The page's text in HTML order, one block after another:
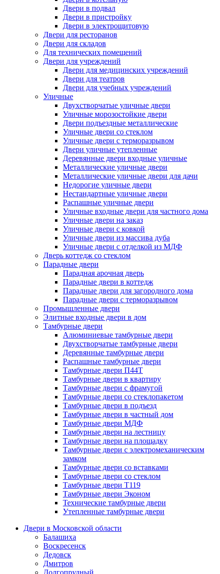
Двери в подвал
Двери в пристройку
Двери в электрощитовую
Двери для ресторанов
Двери для складов
Для технических помещений
Двери для учреждений
Двери для медицинских учреждений
Двери для театров
Двери для учебных учреждений
Уличные
Двухстворчатые уличные двери
Уличные морозостойкие двери
Двери подъездные металлические
Уличные двери со стеклом
Уличные двери с терморазрывом
Двери уличные утепленные
Деревянные двери входные уличные
Металлические уличные двери
Металлические уличные двери для дачи
Недорогие уличные двери
Нестандартные уличные двери
Распашные уличные двери
Уличные входные двери для частного дома
Уличные двери на заказ
Уличные двери с ковкой
Уличные двери из массива дуба
Уличные двери с отделкой из МДФ
Дверь коттедж со стеклом
Парадные двери
Парадная арочная дверь
Парадные двери в коттедж
Парадные двери для загородного дома
Парадные двери с терморазрывом
Промышленные двери
Элитные входные двери в дом
Тамбурные двери
Алюминиевые тамбурные двери
Двухстворчатые тамбурные двери
Деревянные тамбурные двери
Распашные тамбурные двери
Тамбурные двери П44Т
Тамбурные двери в квартиру
Тамбурные двери с фрамугой
Тамбурные двери со стеклопакетом
Тамбурные двери в подъезд
Тамбурные двери в частный дом
Тамбурные двери МДФ
Тамбурные двери на лестницу
Тамбурные двери на площадку
Тамбурные двери с электромеханическим
замком
Тамбурные двери со вставками
Тамбурные двери со стеклом
Тамбурные двери Т119
Тамбурные двери Эконом
Технические тамбурные двери
Утепленные тамбурные двери
Двери в Московской области
Балашиха
Воскресенск
Дедовск
Дмитров
Долгопрудный